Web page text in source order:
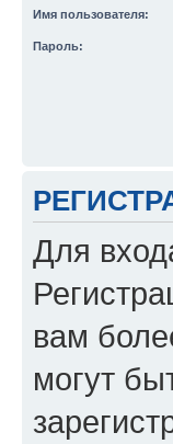
Имя пользователя:
Пароль:
Для
вам
могут